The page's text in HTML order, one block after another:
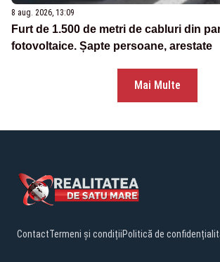
8 aug. 2026, 13:09
Furt de 1.500 de metri de cabluri din
fotovoltaice. Șapte persoane, arestate
Mai Multe
ContactTermeni și condițiiPolitică de